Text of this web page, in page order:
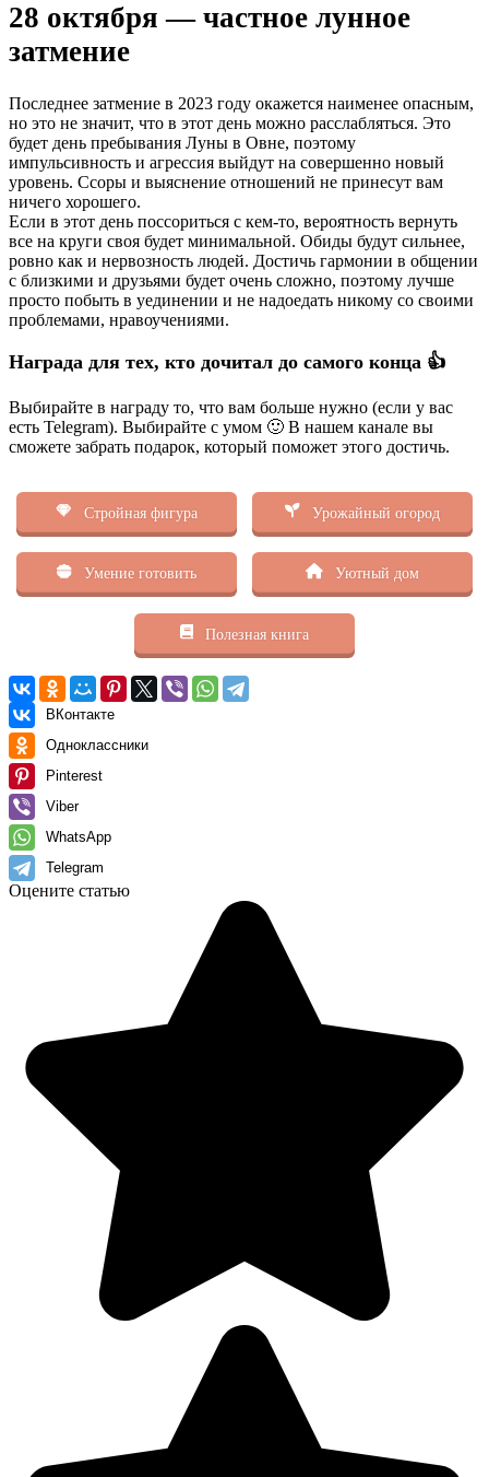
28 октября — частное лунное
затмение
Последнее затмение в 2023 году окажется наименее опасным,
но это не значит, что в этот день можно расслабляться. Это
будет день пребывания Луны в Овне, поэтому
импульсивность и агрессия выйдут на совершенно новый
уровень. Ссоры и выяснение отношений не принесут вам
ничего хорошего.
Если в этот день поссориться с кем-то, вероятность вернуть
все на круги своя будет минимальной. Обиды будут сильнее,
ровно как и нервозность людей. Достичь гармонии в общении
с близкими и друзьями будет очень сложно, поэтому лучше
просто побыть в уединении и не надоедать никому со своими
проблемами, нравоучениями.
Награда для тех, кто дочитал до самого конца 👍
Выбирайте в награду то, что вам больше нужно (если у вас
есть Telegram). Выбирайте с умом 🙂 В нашем канале вы
сможете забрать подарок, который поможет этого достичь.
Стройная фигура Урожайный огород
Умение готовить Уютный дом
Полезная книга
ВКонтакте
Одноклассники
Pinterest
Viber
WhatsApp
Telegram
Оцените статью